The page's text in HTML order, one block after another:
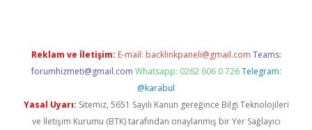
Reklam ve İletişim: E-mail: backlinkpaneli@gmail.com Teams:
forumhizmeti@gmail.com Whatsapp: 0262 606 0 726 Telegram:
@karabul
Yasal Uyarı: Sitemiz, 5651 Sayılı Kanun gereğince Bilgi Teknolojileri
ve İletişim Kurumu (BTK) tarafından onaylanmış bir Yer Sağlayıcı